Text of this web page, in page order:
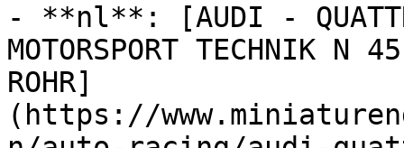
- **nl**: [AUDI -
MOTORSPORT TECHNIK N
ROHR]
(https://